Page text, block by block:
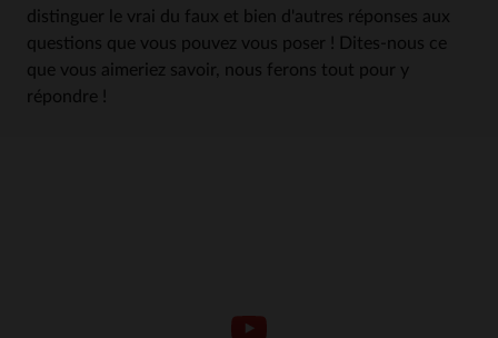
distinguer le vrai du faux et bien d'autres réponses aux
questions que vous pouvez vous poser ! Dites-nous ce
que vous aimeriez savoir, nous ferons tout pour y
répondre !